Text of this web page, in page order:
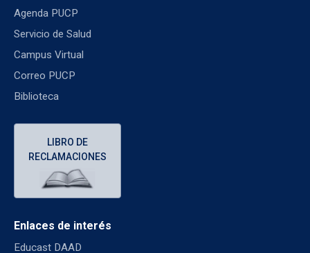
Agenda PUCP
Servicio de Salud
Campus Virtual
Correo PUCP
Biblioteca
LIBRO DE
RECLAMACIONES
Enlaces de interés
Educast DAAD